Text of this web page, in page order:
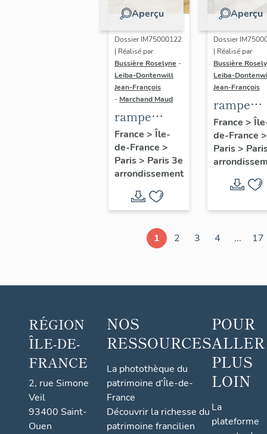
Aperçu
Dossier IM75000122
| Réalisé par
Bussière Roselyne -
Leiba-Dontenwill
Jean-François
- Marchand Maud
rampe
d'appui,
escalier de
la maison à
cochère
(non étudié)
France > Île-
de-France >
Paris> Paris 3e
arrondissement
Aperçu
Dossier
| Réalisé par
Bussière
Leiba-
Jean-François
rampe
d'appui,
escalier
la
cochère
(non
France >
de-France >
Paris>
1 2 3 4 ... 17
RÉGION
ÎLE-DE-
FRANCE
2, rue Simone
Veil
93400 Saint-
Ouen
NOS
RESSOURCES
La photothèque du
patrimoine d'Île-de-
France
Découvrir la richesse du
patrimoine francilien
POUR
ALLER
PLUS
LOIN
La
plateforme